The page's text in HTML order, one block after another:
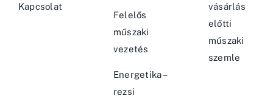
Kapcsolat
Felelős
műszaki
vezetés
Energetika –
rezsi
vásárlás
előtti
műszaki
szemle